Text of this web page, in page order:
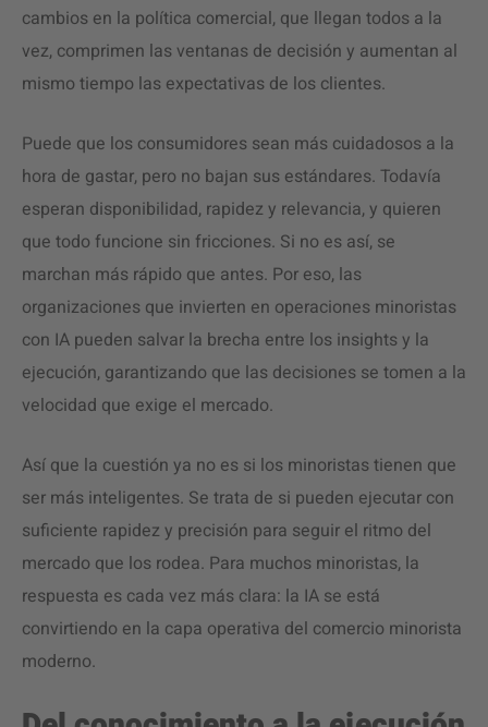
cambios en la política comercial, que llegan todos a la
vez, comprimen las ventanas de decisión y aumentan al
mismo tiempo las expectativas de los clientes.
Puede que los consumidores sean más cuidadosos a la
hora de gastar, pero no bajan sus estándares. Todavía
esperan disponibilidad, rapidez y relevancia, y quieren
que todo funcione sin fricciones. Si no es así, se
marchan más rápido que antes. Por eso, las
organizaciones que invierten en operaciones minoristas
con IA pueden salvar la brecha entre los insights y la
ejecución, garantizando que las decisiones se tomen a la
velocidad que exige el mercado.
Así que la cuestión ya no es si los minoristas tienen que
ser más inteligentes. Se trata de si pueden ejecutar con
suficiente rapidez y precisión para seguir el ritmo del
mercado que los rodea. Para muchos minoristas, la
respuesta es cada vez más clara: la IA se está
convirtiendo en la capa operativa del comercio minorista
moderno.